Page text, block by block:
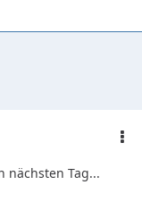
nächsten Tag...